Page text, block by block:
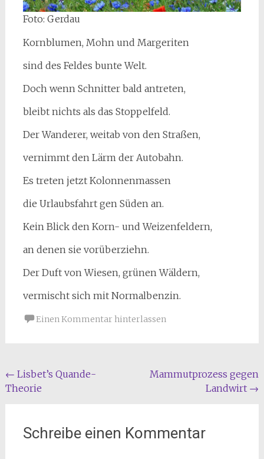
Foto: Gerdau
Kornblumen, Mohn und Margeriten
sind des Feldes bunte Welt.
Doch wenn Schnitter bald antreten,
bleibt nichts als das Stoppelfeld.
Der Wanderer, weitab von den Straßen,
vernimmt den Lärm der Autobahn.
Es treten jetzt Kolonnenmassen
die Urlaubsfahrt gen Süden an.
Kein Blick den Korn- und Weizenfeldern,
an denen sie vorüberziehn.
Der Duft von Wiesen, grünen Wäldern,
vermischt sich mit Normalbenzin.
Einen Kommentar hinterlassen
Beitragsnavigation
← Lisbet’s Quande-
Theorie
Mammutprozess gegen
Landwirt →
Schreibe einen Kommentar